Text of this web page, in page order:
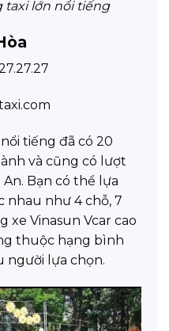
taxi lớn nổi tiếng
tiếng đã có 20
và cũng có lượt
Bạn có thể lựa
nhau như 4 chỗ, 7
xe Vinasun Vcar cao
thuộc hạng bình
người lựa chọn.